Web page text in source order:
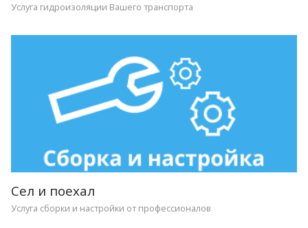
Услуга гидроизоляции Вашего транспорта
Сел и поехал
Услуга сборки и настройки от профессионалов